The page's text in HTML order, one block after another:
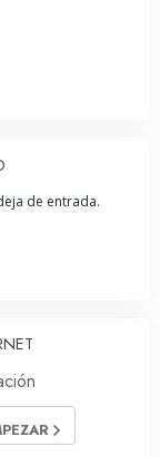
de entrada.